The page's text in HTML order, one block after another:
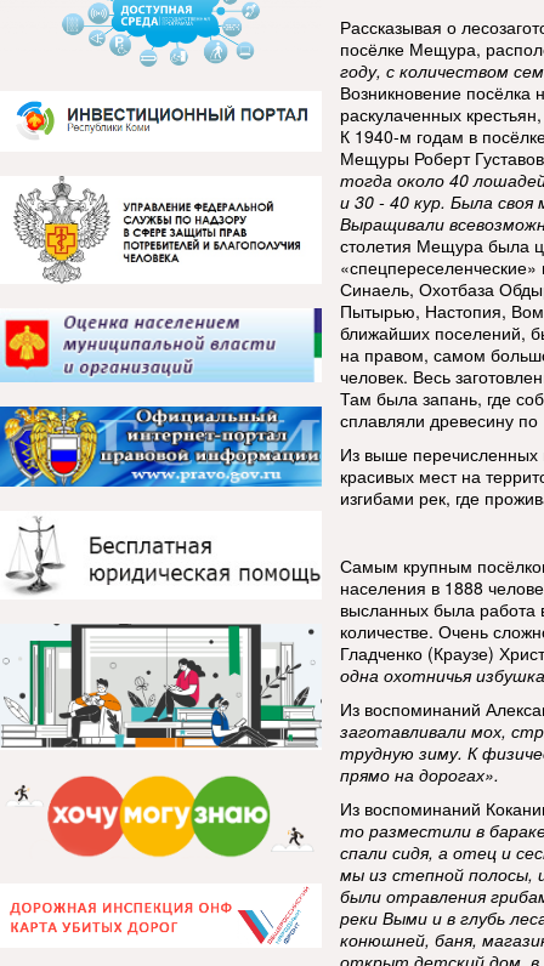
Рассказывая о
посёлке Мещура,
году, с количеством
Возникновение посёлка
раскулаченных
К 1940-м годам в
Мещуры Роберт
тогда около 40
и 30 - 40 кур. Была
Выращивали
столетия Мещура была
Синаель, Охотбаза
Пытырью, Настопия,
ближайших поселений,
на правом, самом
человек. Весь
Там была запань, где
сплавляли древесину
Из выше перечисленных
красивых мест на
изгибами рек, где
Самым крупным
населения в 1888
высланных была работа
количестве. Очень
Гладченко (Краузе)
одна охотничья
Из воспоминаний
заготавливали мох,
трудную зиму. К
прямо на дорогах».
Из воспоминаний
то разместили в
спали сидя, а отец и
мы из степной полосы,
были отравления
реки Выми и в глубь
конюшней, баня,
открыт детский дом,